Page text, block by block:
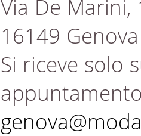
Via De Marini,
16149 Genova
Si riceve solo